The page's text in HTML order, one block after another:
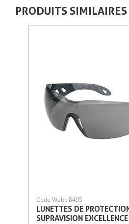
PRODUITS SIMILAIRES
LUNETTES DE
SUPRAVISION EXCELLENCE
Code Web : 8495